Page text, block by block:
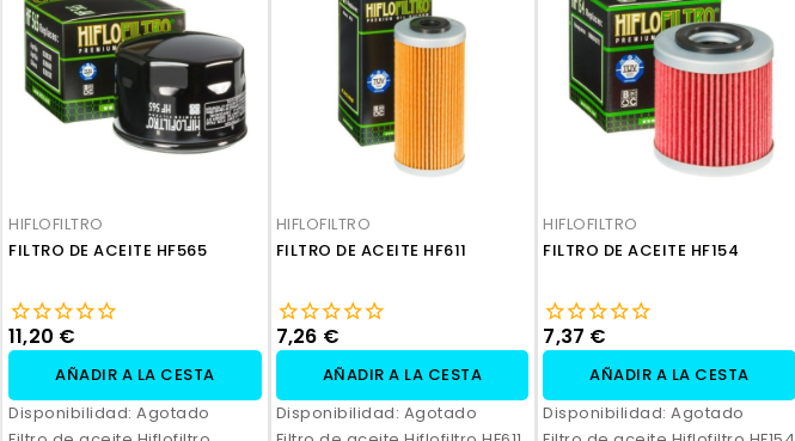
HIFLOFILTRO
FILTRO DE ACEITE HF565
11,20 €
AÑADIR A LA CESTA
Disponibilidad: Agotado
HIFLOFILTRO
FILTRO DE ACEITE HF611
7,26 €
AÑADIR A LA CESTA
Disponibilidad: Agotado
HIFLOFILTRO
FILTRO DE ACEITE HF154
7,37 €
AÑADIR A LA CESTA
Disponibilidad:Agotado